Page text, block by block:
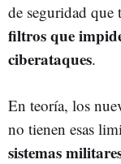
de seguridad
filtros que
ciberataques.
En teoría, los
no tienen esas
sistemas